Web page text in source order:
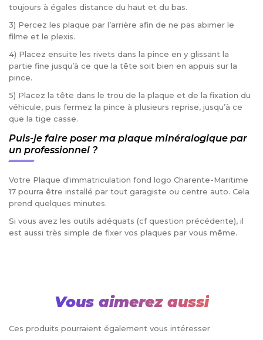
toujours à égales distance du haut et du bas.
3) Percez les plaque par l’arrière afin de ne pas abimer le
filme et le plexis.
4) Placez ensuite les rivets dans la pince en y glissant la
partie fine jusqu’à ce que la tête soit bien en appuis sur la
pince.
5) Placez la tête dans le trou de la plaque et de la fixation du
véhicule, puis fermez la pince à plusieurs reprise, jusqu’à ce
que la tige casse.
Puis-je faire poser ma plaque minéralogique par
un professionnel ?
Votre Plaque d'immatriculation fond logo Charente-Maritime
17 pourra être installé par tout garagiste ou centre auto. Cela
prend quelques minutes.
Si vous avez les outils adéquats (cf question précédente), il
est aussi très simple de fixer vos plaques par vous même.
Vous aimerez aussi
Ces produits pourraient également vous intéresser